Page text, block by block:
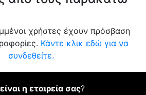
χρήστες έχουν πρόσβαση
Κάντε κλικ εδώ για να
συνδεθείτε.
η εταιρεία σας?